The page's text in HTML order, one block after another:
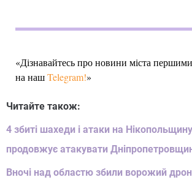
«Дізнавайтесь про новини міста
на нашTelegram!»
Читайте також:
4 збиті шахеди і атаки на
продовжує атакувати
Вночі над областю збили ворожий